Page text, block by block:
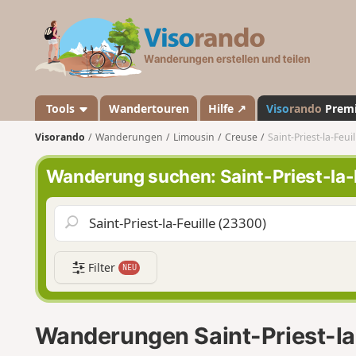
a
n
d
o
Tools Wandertouren Hilfe ↗ Visorando
Visorando Wanderungen Limousin Creuse Saint-Priest-la-
Wanderung suchen: Saint-Priest-la-
Filter NEU
Wanderungen Saint-Priest-